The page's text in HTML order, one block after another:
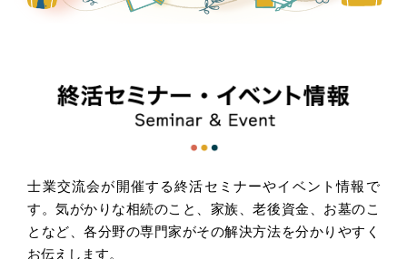
士業交流会が開催する終活セミナーやイベント情報で
す。気がかりな相続のこと、家族、老後資金、お墓のこ
となど、各分野の専門家がその解決方法を分かりやすく
お伝えします。